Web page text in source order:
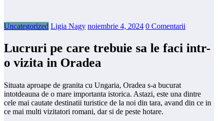
Uncategorized Ligia Nagy noiembrie 4, 2024 0 Comentarii
Lucruri pe care trebuie sa le faci intr-
o vizita in Oradea
Situata aproape de granita cu Ungaria, Oradea s-a bucurat
intotdeauna de o mare importanta istorica. Astazi, este una dintre
cele mai cautate destinatii turistice de la noi din tara, avand din ce in
ce mai multi vizitatori romani, dar si de peste hotare.